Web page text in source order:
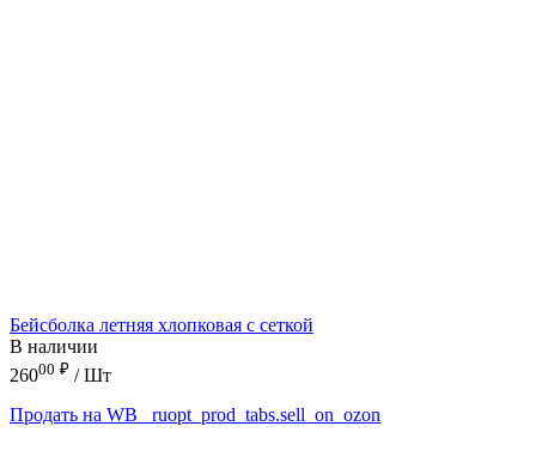
Бейсболка летняя хлопковая с сеткой
В наличии
26000 ₽ / Шт
Продать на WB
_ruopt_prod_tabs.sell_on_ozon